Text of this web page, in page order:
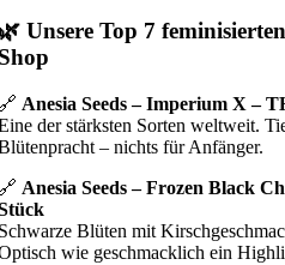
Unsere Top 7
Anesia Seeds – Imperium X –
der stärksten Sorten weltweit.
– nichts für Anfänger.
Anesia Seeds – Frozen Black
Blüten mit
wie geschmacklich ein